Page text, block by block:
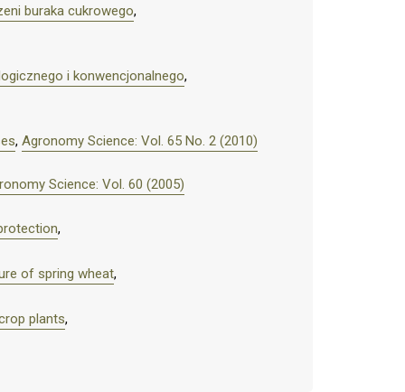
buraka cukrowego,
i konwencjonalnego,
, Agronomy Science: Vol. 65 No. 2 (2010)
Science: Vol. 60 (2005)
,
of spring wheat,
plants,